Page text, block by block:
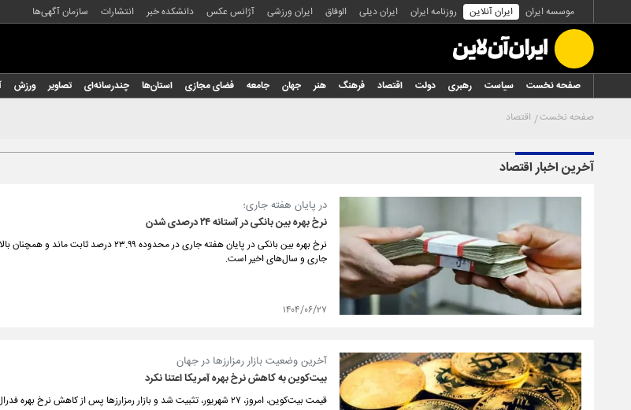
موسسه ایران ایران آنلاین روزنامه ایران ایران دیلی الوفاق ایران ورزشی آژانس عکس دانشکده خبر انتشارات سازمان آگهی‌ها
صفحه نخست سیاست رهبری دولت اقتصاد فرهنگ هنر جهان جامعه فضای مجازی استان‌ها چندرسانه‌ای تصاویر ورزش
صفحه نخست اقتصاد
آخرین اخبار اقتصاد
در پایان هفته جاری؛
نرخ بهره بین بانکی در آستانه ۲۴ درصدی شدن
نرخ بهره بین بانکی در پایان هفته جاری در محدوده
جاری و سال‌های اخیر است.
۱۴۰۴/۰۶/۲۷
آخرین وضعیت بازار رمزارزها در جهان
بیت‌کوین به کاهش نرخ بهره آمریکا اعتنا نکرد
قیمت بیت‌کوین، امروز، ۲۷ شهریور، تثبیت شد و بازار رمزارزها پس از کاهش نرخ بهره فدرال رزرو رشد کرد.